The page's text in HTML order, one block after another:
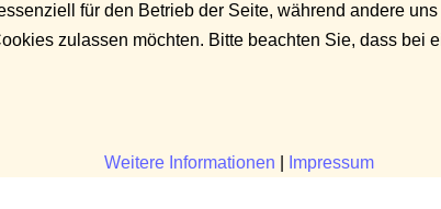
für den Betrieb der Seite, während andere
zulassen möchten. Bitte beachten Sie, dass
Weitere Informationen Impressum